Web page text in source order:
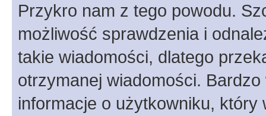
Przykro nam z tego powodu.
możliwość sprawdzenia i
takie wiadomości, dlatego
otrzymanej wiadomości.
informacje o użytkowniku, który